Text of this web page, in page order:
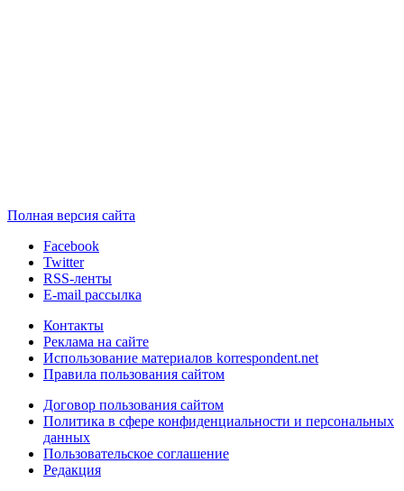
Полная версия сайта
Facebook
Twitter
RSS-ленты
E-mail рассылка
Контакты
Реклама на сайте
Использование материалов korrespondent.net
Правила пользования сайтом
Договор пользования сайтом
Политика в сфере конфиденциальности и персональных
данных
Пользовательское соглашение
Редакция